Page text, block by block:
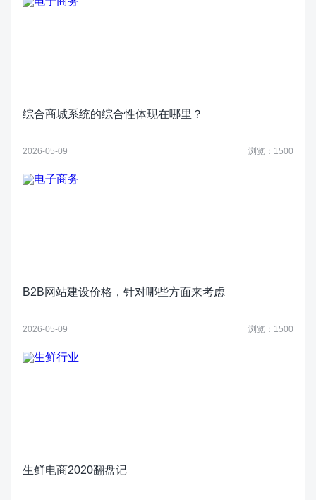
综合商城系统的综合性体现在哪里？
2026-05-09 浏览：1500
B2B网站建设价格，针对哪些方面来考虑
2026-05-09 浏览：1500
生鲜电商2020翻盘记